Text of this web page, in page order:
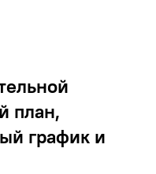
план,
график и